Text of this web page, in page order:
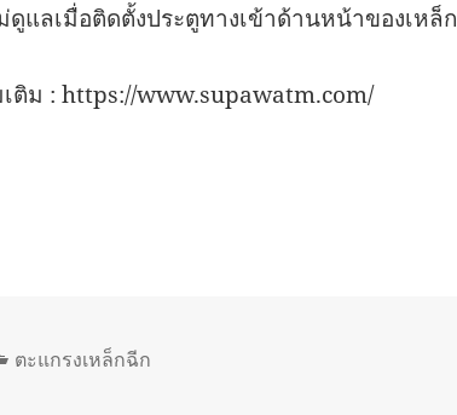
แลเมื่อติดตั้งประตูทางเข้าด้านหน้าของเหล็ก
เติม : https://www.supawatm.com/
Categories
ตะแกรงเหล็กฉีก